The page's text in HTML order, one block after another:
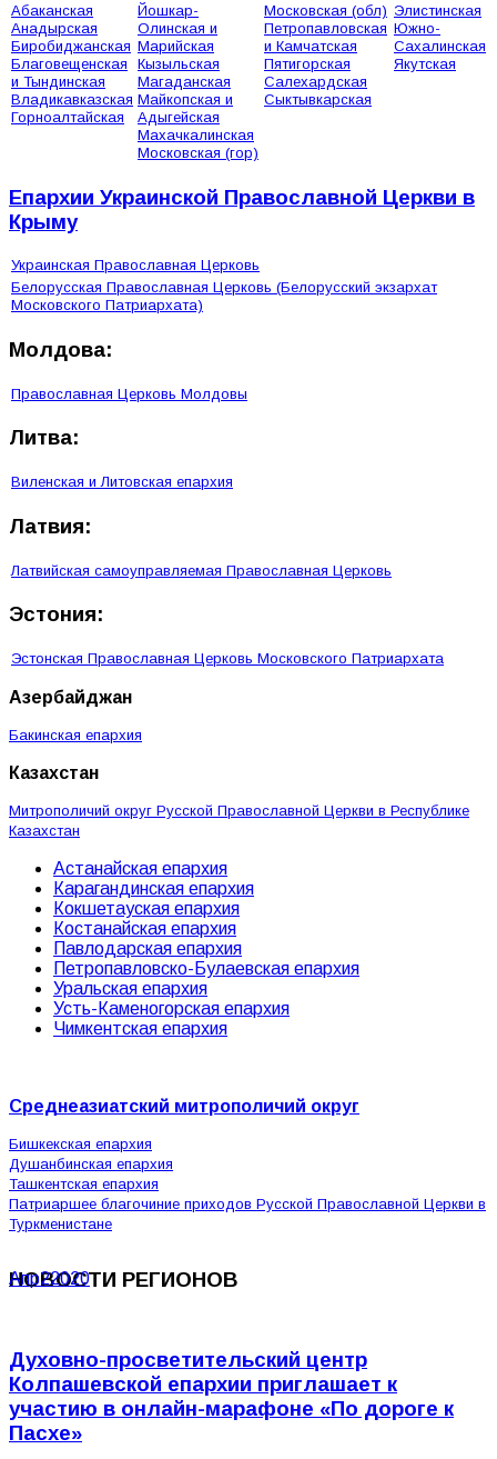
Абаканская
Анадырская
Биробиджанская
Благовещенская
и Тындинская
Владикавказская
Горноалтайская
Йошкар-
Олинская и
Марийская
Кызыльская
Магаданская
Майкопская и
Адыгейская
Махачкалинская
Московская (гор)
Московская (обл)
Петропавловская
и Камчатская
Пятигорская
Салехардская
Сыктывкарская
Элистинская
Южно-
Сахалинская
Якутская
Епархии Украинской Православной Церкви в
Крыму
Украинская Православная Церковь
Белорусская Православная Церковь (Белорусский экзархат
Московского Патриархата)
Молдова:
Православная Церковь Молдовы
Литва:
Виленская и Литовская епархия
Латвия:
Латвийская самоуправляемая Православная Церковь
Эстония:
Эстонская Православная Церковь Московского Патриархата
Азербайджан
Бакинская епархия
Казахстан
Митрополичий округ Русской Православной Церкви в Республике
Казахстан
Астанайская епархия
Карагандинская епархия
Кокшетауская епархия
Костанайская епархия
Павлодарская епархия
Петропавловско-Булаевская епархия
Уральская епархия
Усть-Каменогорская епархия
Чимкентская епархия
Среднеазиатский митрополичий округ
Бишкекская епархия
Душанбинская епархия
Ташкентская епархия
Патриаршее благочиние приходов Русской Православной Церкви в
Туркменистане
НОВОСТИ РЕГИОНОВ
Апр22020
Духовно-просветительский центр
Колпашевской епархии приглашает к
участию в онлайн-марафоне «По дороге к
Пасхе»